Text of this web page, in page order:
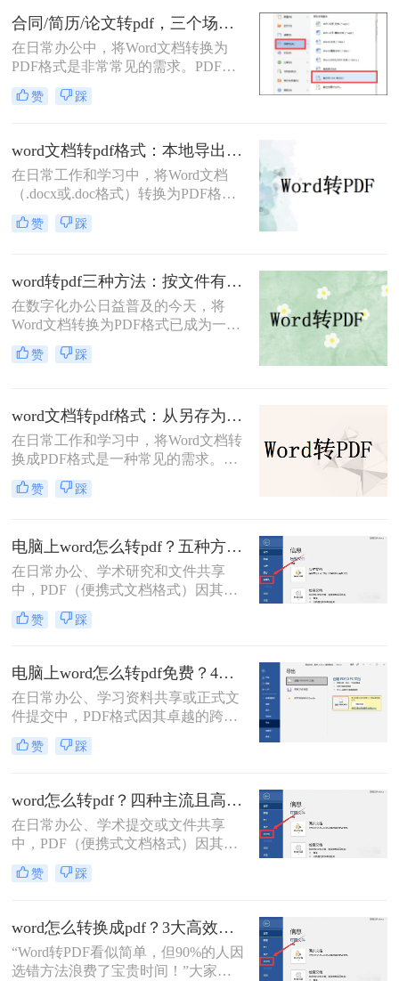
批注呢？本文将介绍三种简单有效的
方法来帮助您将Word文档转成PDF并
保留批注。
合同/简历/论文转pdf，三个场景各自用什么方法快！
在日常办公中，将Word文档转换为
PDF格式是非常常见的需求。PDF文
件具有跨平台兼容性、保持文档格式
一致性和不可编辑性的特点，非常适
转换pdf呢？本文将介绍三种常用的方
法来实现这一转换。
赞 踩
word文档转pdf格式：本地导出和在线工具怎么选！
在日常工作和学习中，将Word文档
（.docx或.doc格式）转换为PDF格式
是一项常见的需求。PDF文件因其跨
平台兼容性、保持文档格式不变以及
本文将详细介绍两种将Word文档转换
成PDF格式的方法。
赞 踩
word转pdf三种方法：按文件有没有图片和公式分开选！
在数字化办公日益普及的今天，将
Word文档转换为PDF格式已成为一项
基本且重要的技能。PDF格式因其跨
平台兼容性、格式稳定性和安全性，
三种将Word转换为PDF的方法。
赞 踩
word文档转pdf格式：从另存为到在线工具，三种路径各有取舍！
在日常工作和学习中，将Word文档转
换成PDF格式是一种常见的需求。
PDF格式不仅能够保持文档的原貌，
确保在不同平台和设备上呈现一致的
呢？本文将介绍三种高效且易于操作
的Word文档转换成PDF的方法，帮助
读者轻松应对这一需求。
赞 踩
电脑上word怎么转pdf？五种方法详解！
在日常办公、学术研究和文件共享
中，PDF（便携式文档格式）因其跨
平台、格式固定、不易被篡改的特
性，已成为文件分发的标准格式。而
工具，将其内容完美转换为PDF，是
几乎每个人都会遇到的需求。那么电
脑上word怎么转pdf呢？
赞 踩
电脑上word怎么转pdf免费？4种高效的方法详解！
在日常办公、学习资料共享或正式文
件提交中，PDF格式因其卓越的跨平
台兼容性、固定的排版格式以及良好
的安全性，几乎成为了标准文件格
档编辑工具，我们经常需要将其编辑
好的文档转换为PDF。
赞 踩
word怎么转pdf？四种主流且高效全解析！
在日常办公、学术提交或文件共享
中，PDF（便携式文档格式）因其卓
越的跨平台一致性、格式固定性和安
全性，已成为文件分发的首选格式。
辑工具，将其创作的文档转换为PDF
是一项高频且关键的操作。尽管操作
看似简单，但不同的转换方法在效
果、效率和应用场景上却大相径庭。
赞 踩
word怎么转换成pdf？3大高效方法详解，职场人必备技能！
“Word转PDF看似简单，但90%的人因
选错方法浪费了宝贵时间！”大家